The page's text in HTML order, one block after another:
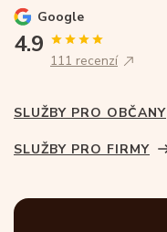
Google
4.9
111 recenzí
SLUŽBY PRO OBČANY
SLUŽBY PRO FIRMY